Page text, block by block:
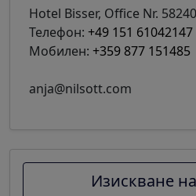
Hotel Bisser, Office Nr.
Телефон: +49 151 61042147
Мобилен: +359 877 151485
anja@nilsott.com
Изискване